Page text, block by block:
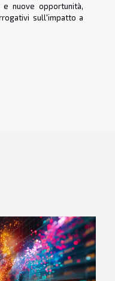
e nuove opportunità,
sull'impatto a